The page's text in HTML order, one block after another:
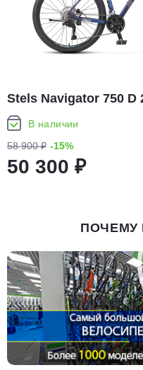
Stels Navigator 750 D
В наличии
58 900 ₽ -15%
50 300 ₽
ПОЧЕМУ